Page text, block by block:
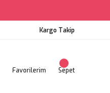
Kargo Takip
Favorilerim Sepet